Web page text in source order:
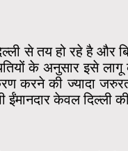
से तय हो रहे है और
के अनुसार इसे लागू
की ज्यादा
ईंमानदार केवल दिल्ली